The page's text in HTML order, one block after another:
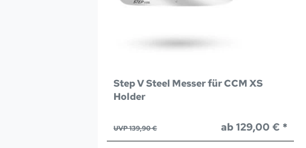
Step V Steel Messer für CCM XS
Holder
UVP 139,90 € ab 129,00 € *